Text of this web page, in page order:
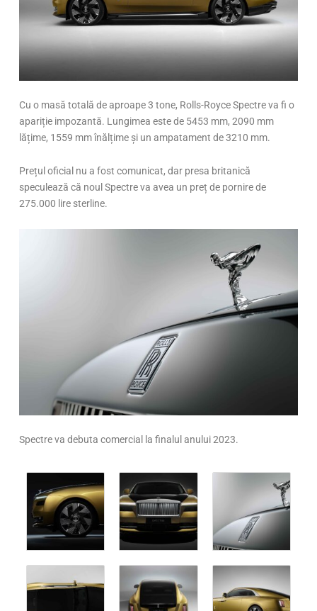
Cu o masă totală de aproape 3 tone, Rolls-Royce Spectre va fi o
apariție impozantă. Lungimea este de 5453 mm, 2090 mm
lățime, 1559 mm înălțime și un ampatament de 3210 mm.
Prețul oficial nu a fost comunicat, dar presa britanică
speculează că noul Spectre va avea un preț de pornire de
275.000 lire sterline.
Spectre va debuta comercial la finalul anului 2023.